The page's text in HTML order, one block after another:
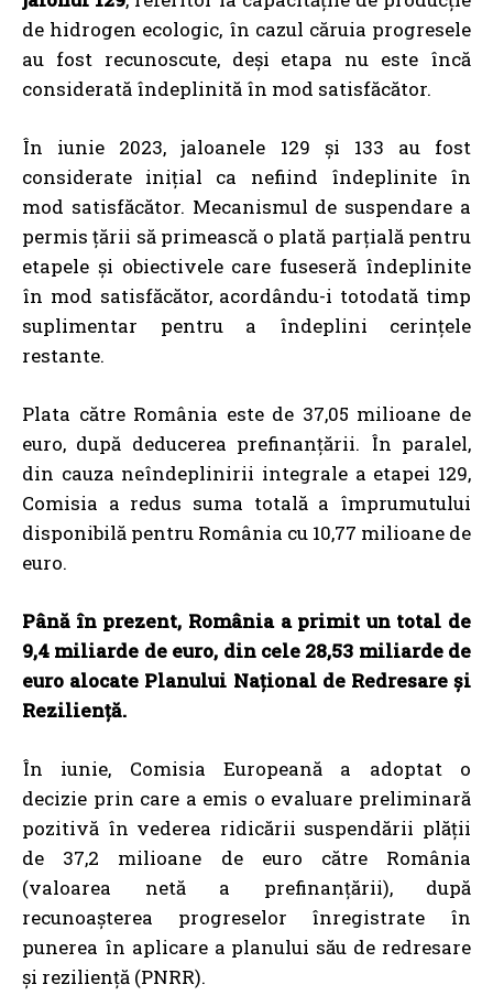
de hidrogen ecologic, în cazul căruia progresele
au fost recunoscute, deși etapa nu este încă
considerată îndeplinită în mod satisfăcător.
În iunie 2023, jaloanele 129 și 133 au fost
considerate inițial ca nefiind îndeplinite în
mod satisfăcător. Mecanismul de suspendare a
permis țării să primească o plată parțială pentru
etapele și obiectivele care fuseseră îndeplinite
în mod satisfăcător, acordându-i totodată timp
suplimentar pentru a îndeplini cerințele
restante.
Plata către România este de 37,05 milioane de
euro, după deducerea prefinanțării. În paralel,
din cauza neîndeplinirii integrale a etapei 129,
Comisia a redus suma totală a împrumutului
disponibilă pentru România cu 10,77 milioane de
euro.
Până în prezent, România a primit un total de
9,4 miliarde de euro, din cele 28,53 miliarde de
euro alocate Planului Național de Redresare și
Reziliență.
În iunie, Comisia Europeană a adoptat o
decizie prin care a emis o evaluare preliminară
pozitivă în vederea ridicării suspendării plății
de 37,2 milioane de euro către România
(valoarea netă a prefinanțării), după
recunoașterea progreselor înregistrate în
punerea în aplicare a planului său de redresare
și reziliență (PNRR).